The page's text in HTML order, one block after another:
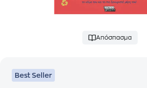
Απόσπασμα
Best Seller